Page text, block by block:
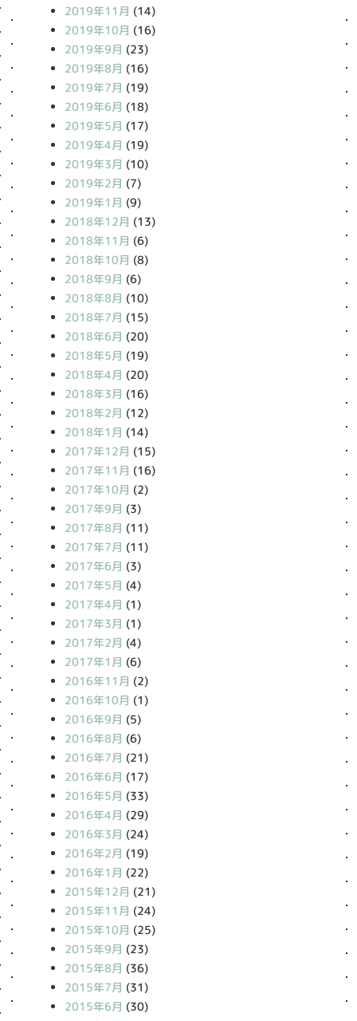
2019年11月 (14)
2019年10月 (16)
2019年9月 (23)
2019年8月 (16)
2019年7月 (19)
2019年6月 (18)
2019年5月 (17)
2019年4月 (19)
2019年3月 (10)
2019年2月 (7)
2019年1月 (9)
2018年12月 (13)
2018年11月 (6)
2018年10月 (8)
2018年9月 (6)
2018年8月 (10)
2018年7月 (15)
2018年6月 (20)
2018年5月 (19)
2018年4月 (20)
2018年3月 (16)
2018年2月 (12)
2018年1月 (14)
2017年12月 (15)
2017年11月 (16)
2017年10月 (2)
2017年9月 (3)
2017年8月 (11)
2017年7月 (11)
2017年6月 (3)
2017年5月 (4)
2017年4月 (1)
2017年3月 (1)
2017年2月 (4)
2017年1月 (6)
2016年11月 (2)
2016年10月 (1)
2016年9月 (5)
2016年8月 (6)
2016年7月 (21)
2016年6月 (17)
2016年5月 (33)
2016年4月 (29)
2016年3月 (24)
2016年2月 (19)
2016年1月 (22)
2015年12月 (21)
2015年11月 (24)
2015年10月 (25)
2015年9月 (23)
2015年8月 (36)
2015年7月 (31)
2015年6月 (30)